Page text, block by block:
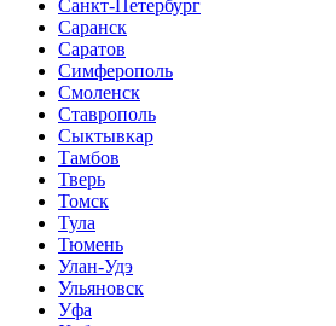
Санкт-Петербург
Саранск
Саратов
Симферополь
Смоленск
Ставрополь
Сыктывкар
Тамбов
Тверь
Томск
Тула
Тюмень
Улан-Удэ
Ульяновск
Уфа